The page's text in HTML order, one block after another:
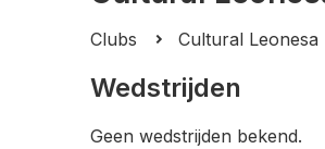
Clubs Cultural Leonesa
Wedstrijden
Geen wedstrijden bekend.